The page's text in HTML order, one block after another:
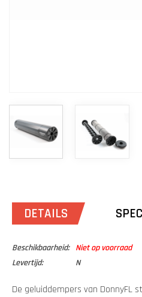
DETAILS
Beschikbaarheid:
Niet op voorraad
Levertijd:
N
De geluiddempers van DonnyFL